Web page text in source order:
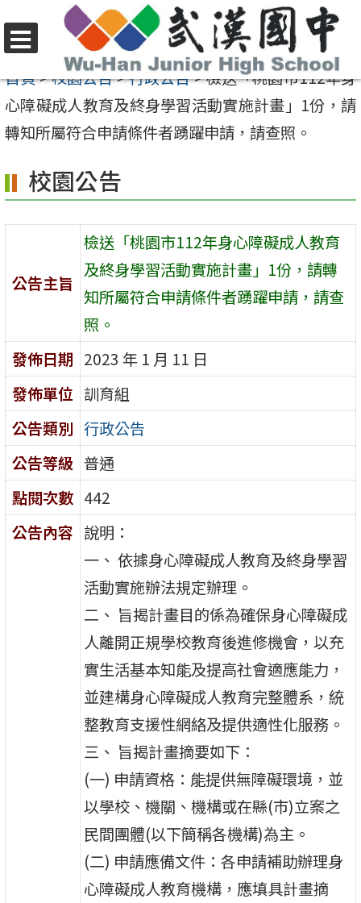
至
要
內
區
選
單
首頁>校園公告>行政公告>檢送「桃園市112年身
心障礙成人教育及終身學習活動實施計畫」1份，請
轉知所屬符合申請條件者踴躍申請，請查照。
校園公告
公告主旨
檢送「桃園市112年身心障礙成人教育
及終身學習活動實施計畫」1份，請轉
知所屬符合申請條件者踴躍申請，請查
照。
發佈日期 2023 年 1 月 11 日
發佈單位 訓育組
公告類別 行政公告
公告等級 普通
點閱次數 442
公告內容 說明：
一、 依據身心障礙成人教育及終身學習
活動實施辦法規定辦理。
二、 旨揭計畫目的係為確保身心障礙成
人離開正規學校教育後進修機會，以充
實生活基本知能及提高社會適應能力，
並建構身心障礙成人教育完整體系，統
整教育支援性網絡及提供適性化服務。
三、 旨揭計畫摘要如下：
(一) 申請資格：能提供無障礙環境，並
以學校、機關、機構或在縣(市)立案之
民間團體(以下簡稱各機構)為主。
(二) 申請應備文件：各申請補助辦理身
心障礙成人教育機構，應填具計畫摘